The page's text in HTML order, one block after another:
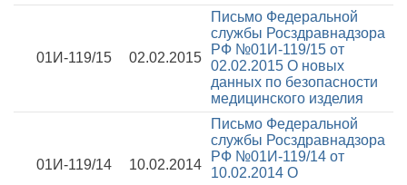
01И-119/15 02.02.2015
Письмо Федеральной
службы Росздравнадзора
РФ №01И-119/15 от
02.02.2015 О новых
данных по безопасности
медицинского изделия
01И-119/14 10.02.2014
Письмо Федеральной
службы Росздравнадзора
РФ №01И-119/14 от
10.02.2014 О